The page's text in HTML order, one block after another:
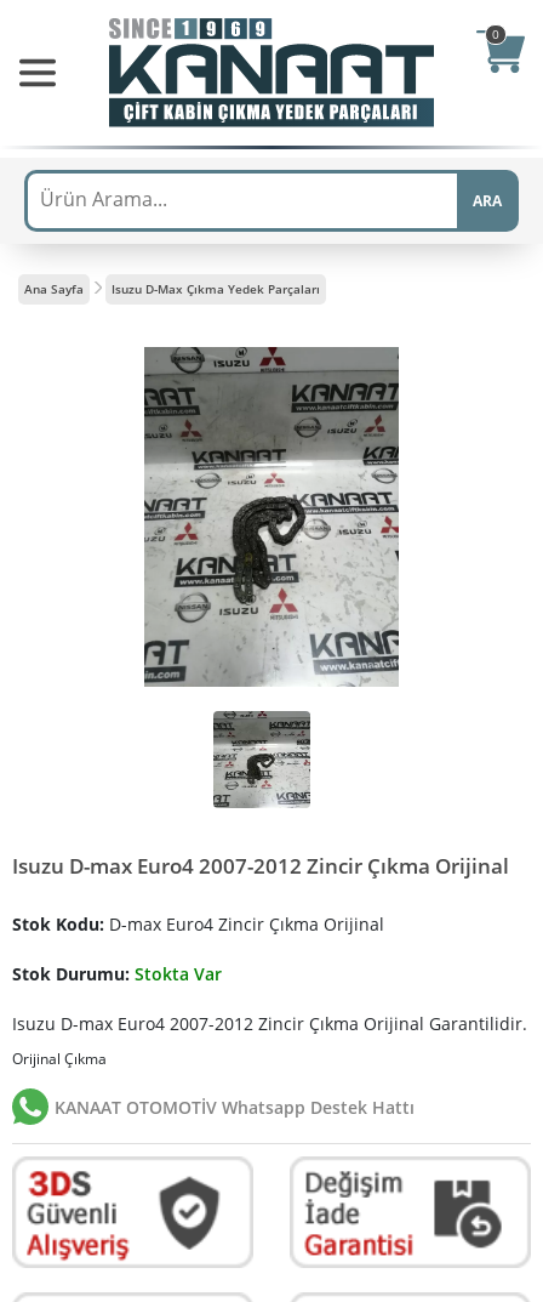
0
ARA
Ana Sayfa Isuzu D-Max Çıkma Yedek Parçaları
Isuzu D-max Euro4 2007-2012 Zincir Çıkma Orijinal
Stok Kodu: D-max Euro4 Zincir Çıkma Orijinal
Stok Durumu: Stokta Var
Isuzu D-max Euro4 2007-2012 Zincir Çıkma Orijinal Garantilidir.
Orijinal Çıkma
KANAAT OTOMOTİV Whatsapp Destek Hattı